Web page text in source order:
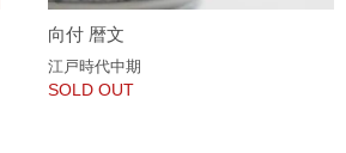
向付 暦文
江戸時代中期
SOLD OUT